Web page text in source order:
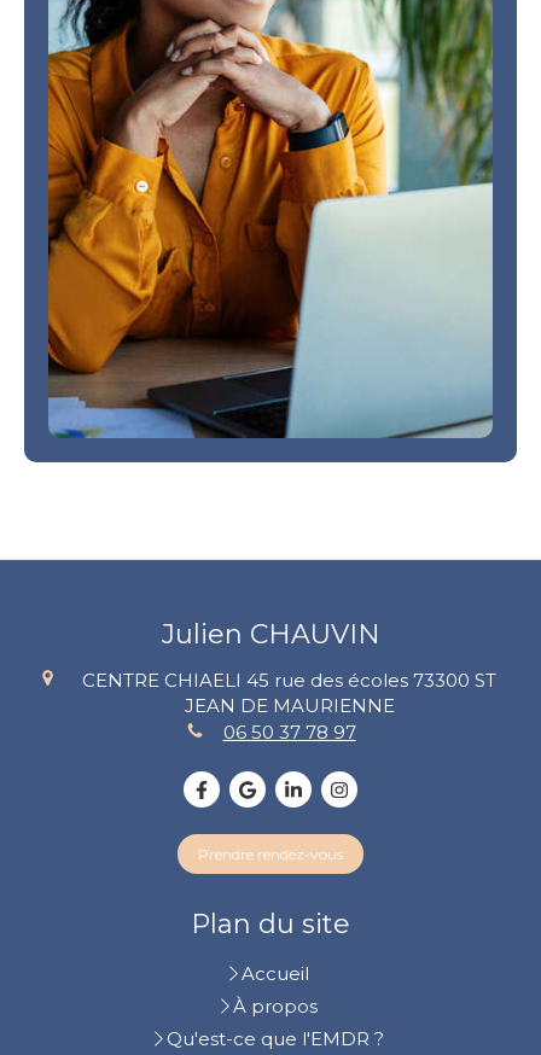
Julien CHAUVIN
CENTRE CHIAELI 45 rue des écoles 73300 ST
JEAN DE MAURIENNE
06 50 37 78 97
Prendre rendez-vous
Plan du site
Accueil
À propos
Qu'est-ce que l'EMDR ?